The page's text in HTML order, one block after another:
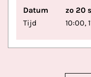
Datum
zo 20
Tijd
10:00,